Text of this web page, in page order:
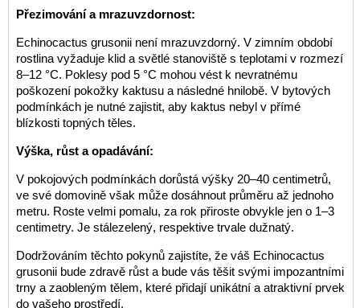
Přezimování a mrazuvzdornost:
Echinocactus grusonii není mrazuvzdorný. V zimním období
rostlina vyžaduje klid a světlé stanoviště s teplotami v rozmezí
8–12 °C. Poklesy pod 5 °C mohou vést k nevratnému
poškození pokožky kaktusu a následné hnilobě. V bytových
podmínkách je nutné zajistit, aby kaktus nebyl v přímé
blízkosti topných těles.
Výška, růst a opadávání:
V pokojových podmínkách dorůstá výšky 20–40 centimetrů,
ve své domovině však může dosáhnout průměru až jednoho
metru. Roste velmi pomalu, za rok přiroste obvykle jen o 1–3
centimetry. Je stálezelený, respektive trvale dužnatý.
Dodržováním těchto pokynů zajistíte, že váš Echinocactus
grusonii bude zdravě růst a bude vás těšit svými impozantními
trny a zaobleným tělem, které přidají unikátní a atraktivní prvek
do vašeho prostředí.